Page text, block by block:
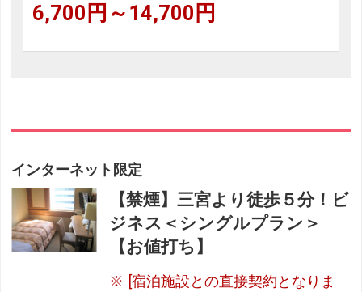
6,700円～14,700円
インターネット限定
【禁煙】三宮より徒歩５分！ビ
ジネス＜シングルプラン＞
【お値打ち】
[宿泊施設との直接契約となりま